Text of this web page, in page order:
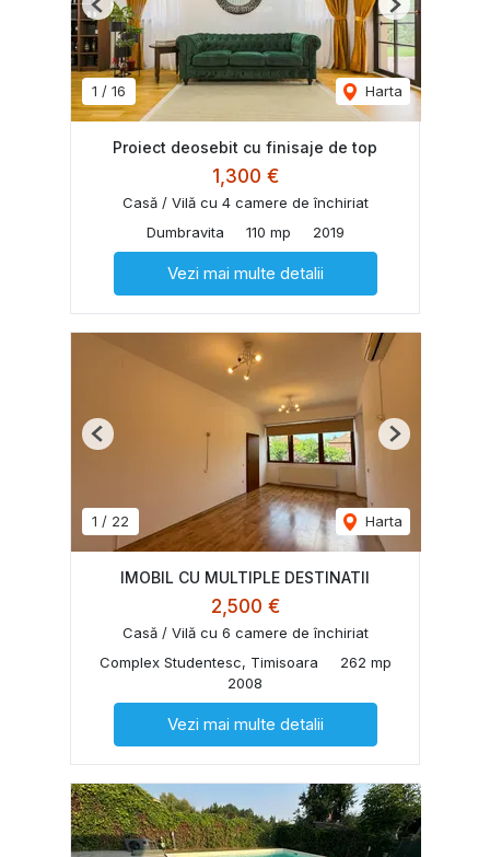
1 / 16 Harta
Previous Next
Proiect deosebit cu finisaje de top
1,300 €
Casă / Vilă cu 4 camere de închiriat
Dumbravita
110 mp 2019
Vezi mai multe detalii
1 / 22 Harta
Previous Next
IMOBIL CU MULTIPLE DESTINATII
2,500 €
Casă / Vilă cu 6 camere de închiriat
Complex Studentesc, Timisoara
262 mp
2008
Vezi mai multe detalii